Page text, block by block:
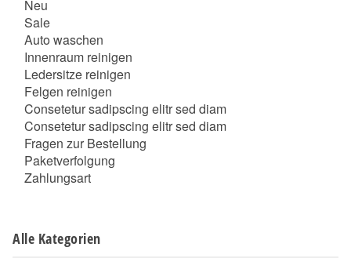
Neu
Sale
Auto waschen
Innenraum reinigen
Ledersitze reinigen
Felgen reinigen
Consetetur sadipscing elitr sed diam
Consetetur sadipscing elitr sed diam
Fragen zur Bestellung
Paketverfolgung
Zahlungsart
Alle Kategorien